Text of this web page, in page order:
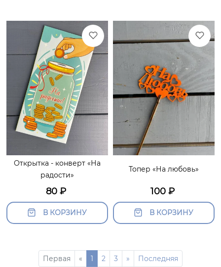
Открытка - конверт «На
радости»
80 ₽
В КОРЗИНУ
Топер «На любовь»
100 ₽
В КОРЗИНУ
Первая « 1 2 3 » Последняя